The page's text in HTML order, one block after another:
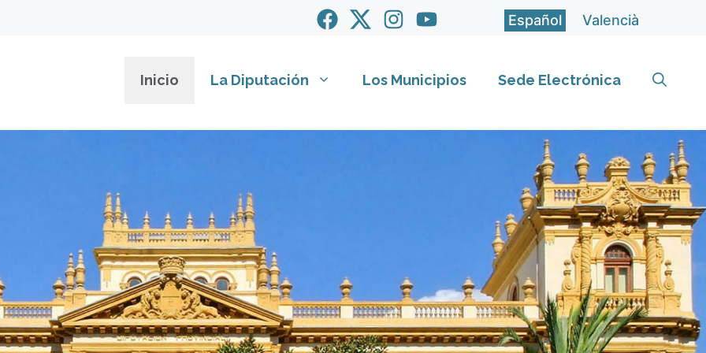
Español Valencià
Inicio La Diputación Los Municipios Sede Electrónica